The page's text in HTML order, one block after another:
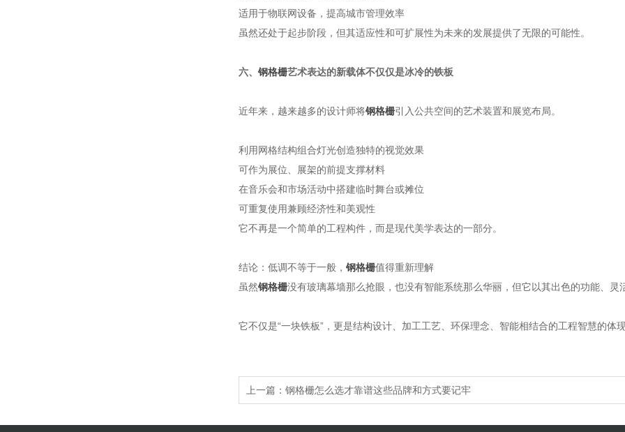
适用于物联网设备，提高城市管理效率
虽然还处于起步阶段，但其适应性和可扩展性为未来的发展提供了无限的可能性。
六、 钢格栅艺术表达的新载体不仅仅是冰冷的铁板
近年来，越来越多的设计师将钢格栅引入公共空间的艺术装置和展览布局。
利用网格结构组合灯光创造独特的视觉效果
可作为展位、展架的前提支撑材料
在音乐会和市场活动中搭建临时舞台或摊位
可重复使用兼顾经济性和美观性
它不再是一个简单的工程构件，而是现代美学表达的一部分。
结论：低调不等于一般， 钢格栅值得重新理解
虽然钢格栅没有玻璃幕墙那么抢眼，也没有智能系统那么华丽，但它以其出色的功能、
它不仅是“一块铁板”，更是结构设计、加工工艺、环保理念、智能相结合的工程智慧的体
上一篇： 钢格栅怎么选才靠谱这些品牌和方式要记牢